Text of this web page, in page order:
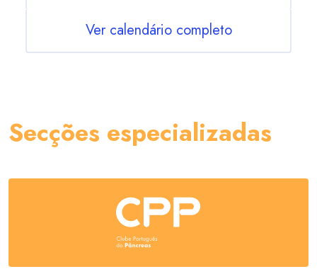
Ver calendário completo
Secções especializadas